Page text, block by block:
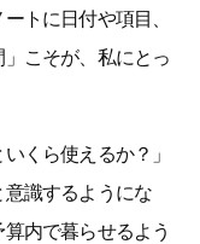
トに日付や項目、
こそが、私にとっ
くら使えるか？」
意識するようにな
内で暮らせるよう